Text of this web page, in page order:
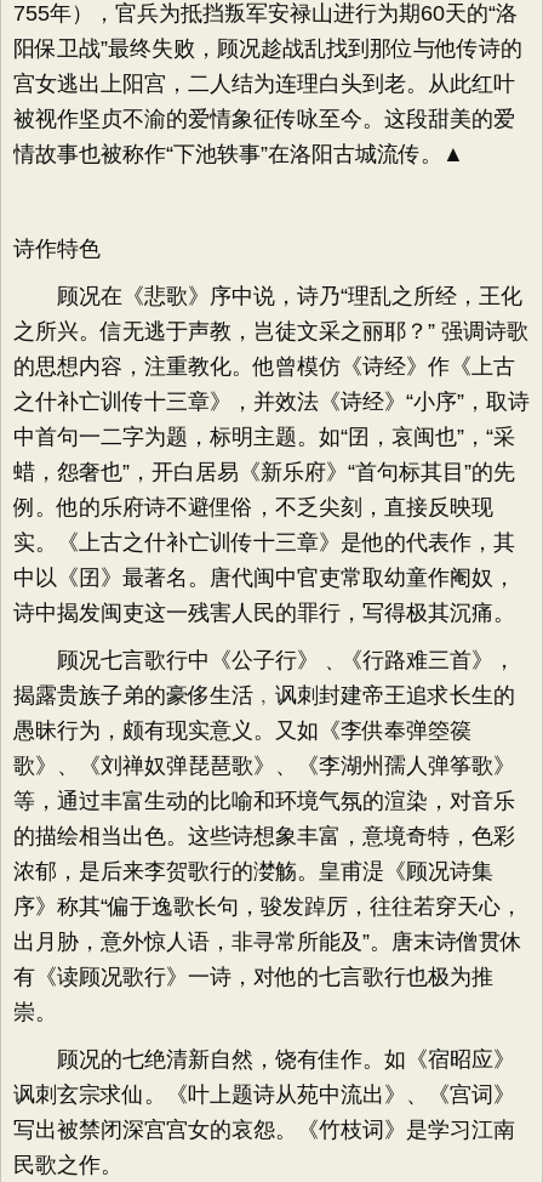
755年），官兵为抵挡叛军安禄山进行为期60天的“洛
阳保卫战”最终失败，顾况趁战乱找到那位与他传诗的
宫女逃出上阳宫，二人结为连理白头到老。从此红叶
被视作坚贞不渝的爱情象征传咏至今。这段甜美的爱
情故事也被称作“下池轶事”在洛阳古城流传。▲
诗作特色
顾况在《悲歌》序中说，诗乃“理乱之所经，王化
之所兴。信无逃于声教，岂徒文采之丽耶？” 强调诗歌
的思想内容，注重教化。他曾模仿《诗经》作《上古
之什补亡训传十三章》，并效法《诗经》“小序”，取诗
中首句一二字为题，标明主题。如“囝，哀闽也”，“采
蜡，怨奢也”，开白居易《新乐府》“首句标其目”的先
例。他的乐府诗不避俚俗，不乏尖刻，直接反映现
实。《上古之什补亡训传十三章》是他的代表作，其
中以《囝》最著名。唐代闽中官吏常取幼童作阉奴，
诗中揭发闽吏这一残害人民的罪行，写得极其沉痛。
顾况七言歌行中《公子行》﹑《行路难三首》，
揭露贵族子弟的豪侈生活﹐讽刺封建帝王追求长生的
愚昧行为，颇有现实意义。又如《李供奉弹箜篌
歌》、《刘禅奴弹琵琶歌》、《李湖州孺人弹筝歌》
等，通过丰富生动的比喻和环境气氛的渲染，对音乐
的描绘相当出色。这些诗想象丰富，意境奇特，色彩
浓郁，是后来李贺歌行的漤觞。皇甫湜《顾况诗集
序》称其“偏于逸歌长句，骏发踔厉，往往若穿天心，
出月胁，意外惊人语，非寻常所能及”。唐末诗僧贯休
有《读顾况歌行》一诗，对他的七言歌行也极为推
崇。
顾况的七绝清新自然，饶有佳作。如《宿昭应》
讽刺玄宗求仙。《叶上题诗从苑中流出》、《宫词》
写出被禁闭深宫宫女的哀怨。《竹枝词》是学习江南
民歌之作。